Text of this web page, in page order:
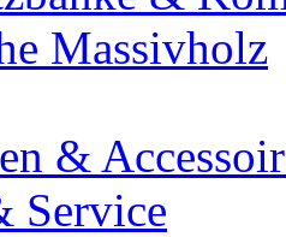
Massivholz
&
Service